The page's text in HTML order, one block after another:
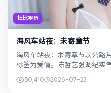
杜比视界
海风车站夜：未寄章节
海风车站夜：未寄章节以公路
标签为爱情。陈哲艺强调纪实
80,410 2026-07-23